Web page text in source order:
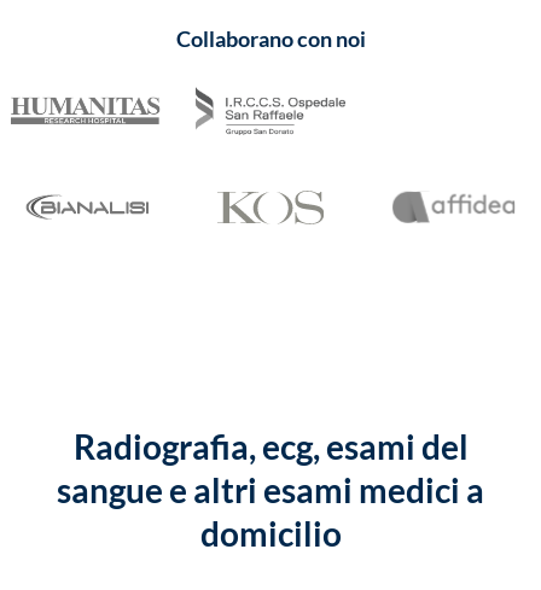
Collaborano con noi
Radiografia, ecg, esami del
sangue e altri esami medici a
domicilio